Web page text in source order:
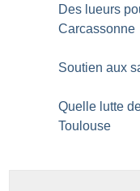
Des lueurs
Carcassonne
Soutien aux
Quelle lutte
Toulouse